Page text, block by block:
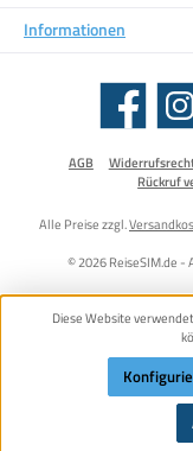
Informationen
Facebook
AGB
Rückruf
Alle Preise zzgl.
© 2026 ReiseSIM.de -
Diese Website